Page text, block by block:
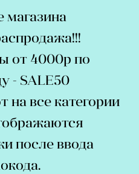
магазина
от 4000р по
- SALE50
на все категории
после ввода